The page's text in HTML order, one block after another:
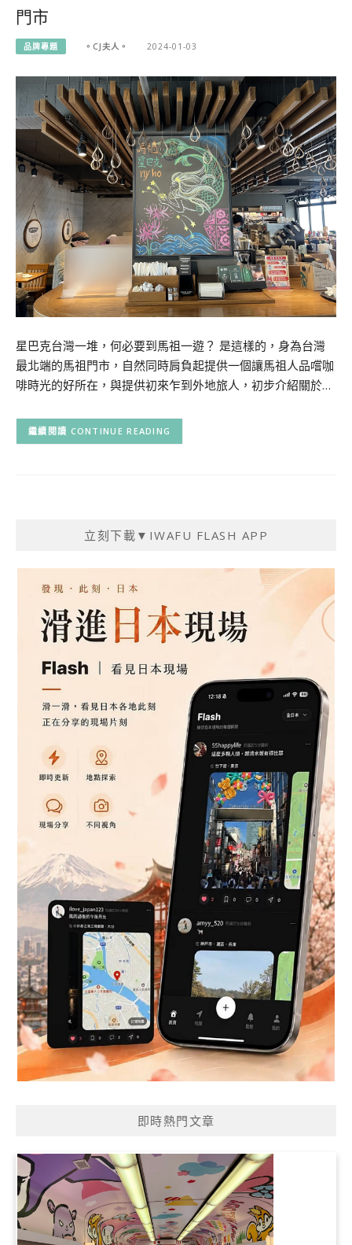
門市
品牌專題 。CJ夫人。 2024-01-03
星巴克台灣一堆，何必要到馬祖一遊？ 是這樣的，身為台灣
最北端的馬祖門市，自然同時肩負起提供一個讓馬祖人品嚐咖
啡時光的好所在，與提供初來乍到外地旅人，初步介紹關於…
CONTINUE READING
立刻下載▼IWAFU FLASH APP
即時熱門文章